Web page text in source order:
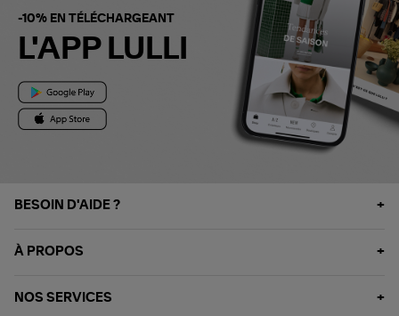
-10% EN TÉLÉCHARGEANT
L'APP LULLI
BESOIN D'AIDE ?
À PROPOS
NOS SERVICES